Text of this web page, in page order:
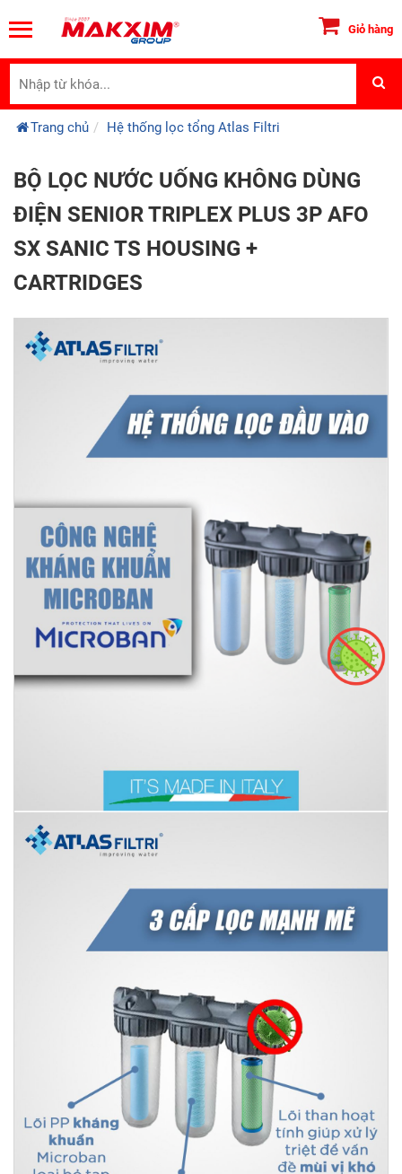
Giỏ hàng
Trang chủ Hệ thống lọc tổng Atlas Filtri
BỘ LỌC NƯỚC UỐNG KHÔNG DÙNG
ĐIỆN SENIOR TRIPLEX PLUS 3P AFO
SX SANIC TS HOUSING +
CARTRIDGES